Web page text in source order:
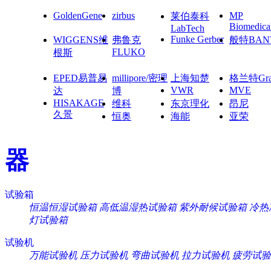
GoldenGene zirbus
莱伯泰科
LabTech
MP
WIGGENS维
根斯
弗鲁克
FLUKO
Funke Gerber 般特
EPED易普易
达
millipore/密理
博
上海知楚
格兰特
VWR
MVE
HISAKAGE
久景
维科 东京理化
昂尼
恒奥
海能 亚荣
器
试验箱
恒温恒湿试验箱 高低温湿热试验箱 紫外耐候试验箱 冷热
灯试验箱
试验机
万能试验机 压力试验机 弯曲试验机 拉力试验机 疲劳试